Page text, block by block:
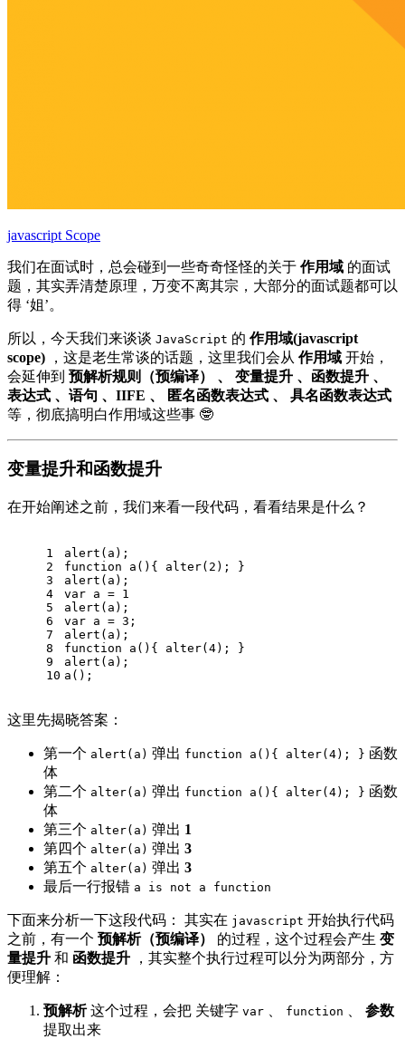
javascript Scope
我们在面试时，总会碰到一些奇奇怪怪的关于 作用域 的面试
题，其实弄清楚原理，万变不离其宗，大部分的面试题都可以
得 ‘姐’。
所以，今天我们来谈谈 JavaScript 的 作用域(javascript
scope) ，这是老生常谈的话题，这里我们会从 作用域 开始，
会延伸到 预解析规则（预编译） 、 变量提升 、函数提升 、
表达式 、语句 、IIFE 、 匿名函数表达式 、 具名函数表达式
等，彻底搞明白作用域这些事 🤓
变量提升和函数提升
在开始阐述之前，我们来看一段代码，看看结果是什么？
1
2
3
4
5
6
7
8
9
10
alert(a);
function
a ( ) { alter( 2 ); }
alert(a);
var a = 1
alert(a);
var a = 3 ;
alert(a);
function
a ( ) { alter( 4); }
alert(a);
a();
这里先揭晓答案：
第一个 alert(a) 弹出 function a(){ alter(4); } 函数
体
第二个 alter(a) 弹出 function a(){ alter(4); } 函数
体
第三个 alter(a) 弹出 1
第四个 alter(a) 弹出 3
第五个 alter(a) 弹出 3
最后一行报错 a is not a function
下面来分析一下这段代码： 其实在 javascript 开始执行代码
之前，有一个 预解析（预编译） 的过程，这个过程会产生 变
量提升 和 函数提升 ，其实整个执行过程可以分为两部分，方
便理解：
预解析这个过程，会把 关键字 var function
参数
提取出来